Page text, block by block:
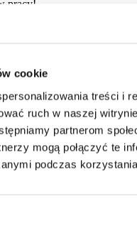
cookie
treści i
ruch w naszej
partnerom
mogą połączyć te
podczas
Na Twoją Sałatkę
na Twoją Sałatkę” to
idealnym dodatkiem do
resztek. Fasola od
chrupkością. Wspaniale
i przekąski.